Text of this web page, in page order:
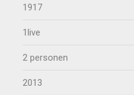
1917
1live
2 personen
2013